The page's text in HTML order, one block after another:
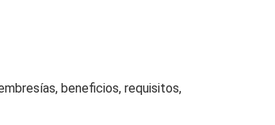
beneficios, requisitos,